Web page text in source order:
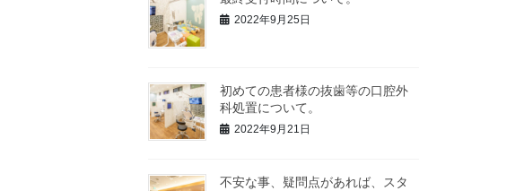
2022年9月25日
初めての患者様の抜歯等の口腔外
科処置について。
2022年9月21日
不安な事、疑問点があれば、スタ